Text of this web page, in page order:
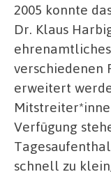
2005 konnte
Dr. Klaus
verschiedenen
erweitert
Verfügung
schnell zu